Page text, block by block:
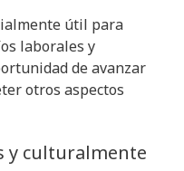
útil para
laborales y
de avanzar
otros aspectos
culturalmente